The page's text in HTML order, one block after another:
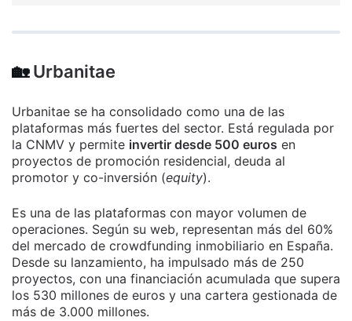
🏡Urbanitae
Urbanitae se ha consolidado como una de las
plataformas más fuertes del sector. Está regulada por
la CNMV y permite invertir desde 500 euros en
proyectos de promoción residencial, deuda al
promotor y co-inversión (equity).
Es una de las plataformas con mayor volumen de
operaciones. Según su web, representan más del 60%
del mercado de crowdfunding inmobiliario en España.
Desde su lanzamiento, ha impulsado más de 250
proyectos, con una financiación acumulada que supera
los 530 millones de euros y una cartera gestionada de
más de 3.000 millones.